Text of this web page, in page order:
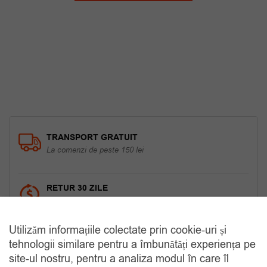
a
este:
TRANSPORT GRATUIT
La comenzi de peste 150 lei
RETUR 30 ZILE
COMANDA TELEFONIC
Tel. 0770420114
Utilizăm informațiile colectate prin cookie-uri și
tehnologii similare pentru a îmbunătăți experiența pe
site-ul nostru, pentru a analiza modul în care îl